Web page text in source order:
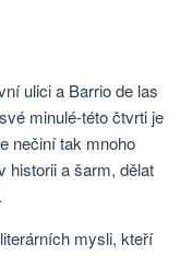
ulici a Barrio de las
minulé-této čtvrti je
nečiní tak mnoho
historii a šarm, dělat
mysli, kteří